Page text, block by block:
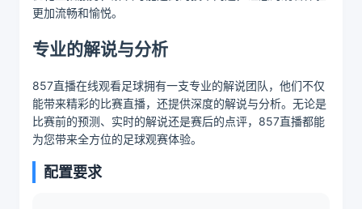
更加流畅和愉悦。
专业的解说与分析
857直播在线观看足球拥有一支专业的解说团队，他们不仅
能带来精彩的比赛直播，还提供深度的解说与分析。无论是
比赛前的预测、实时的解说还是赛后的点评，857直播都能
为您带来全方位的足球观赛体验。
配置要求